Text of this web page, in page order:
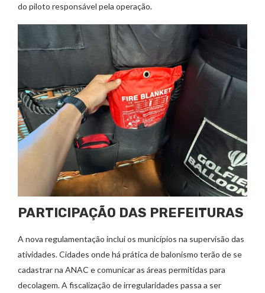
do piloto responsável pela operação.
PARTICIPAÇÃO DAS PREFEITURAS
A nova regulamentação inclui os municípios na supervisão das
atividades. Cidades onde há prática de balonismo terão de se
cadastrar na ANAC e comunicar as áreas permitidas para
decolagem. A fiscalização de irregularidades passa a ser